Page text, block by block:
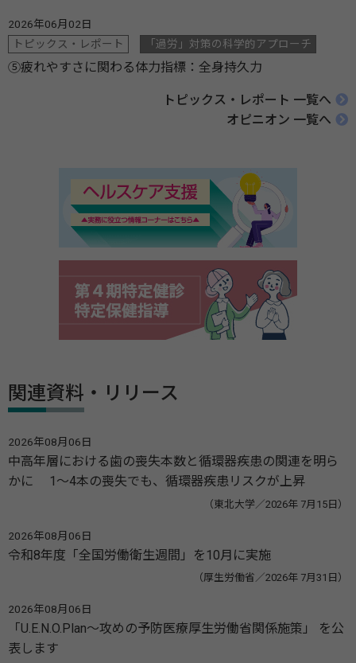
2026年06月02日
トピックス・レポート
「過労」対策の科学的アプローチ
⑤疲れやすさに関わる体力指標：全身持久力
トピックス・レポート 一覧へ
オピニオン 一覧へ
関連資料・リリース
2026年08月06日
中高年層における歯の喪失本数と循環器疾患の関連を明ら
かに 1～4本の喪失でも、循環器疾患リスクが上昇
（東北大学／2026年 7月15日）
2026年08月06日
令和8年度「全国労働衛生週間」を10月に実施
（厚生労働省／2026年 7月31日）
2026年08月06日
「U.E.N.O.Plan～攻めの予防医療厚生労働省関係施策」 を公
表します